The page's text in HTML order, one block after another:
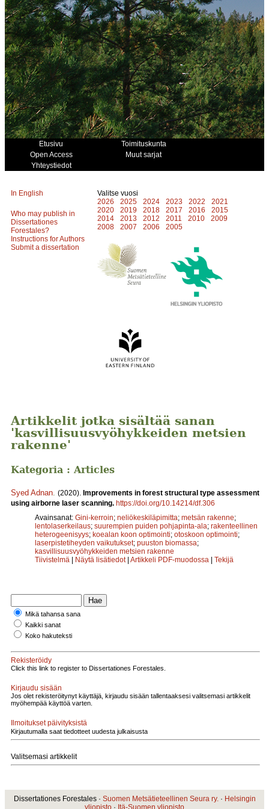
Etusivu
Toimituskunta
Open Access
Muut sarjat
Yhteystiedot
In English
Who may publish in
Dissertationes
Forestales?
Instructions for Authors
Submit a dissertation
Valitse vuosi
2026
2025 2024 2023 2022
2021
2020
2019 2018 2017 2016
2015
2014
2013 2012 2011 2010
2009
2008
2007 2006 2005
Artikkelit jotka sisältää sanan
'kasvillisuusvyöhykkeiden metsien
rakenne'
Kategoria : Articles
Syed Adnan (2020). Improvements in forest structural type assessment
using airborne laser scanning. https://doi.org/10.14214/df.306
Avainsanat: Gini-kerroin; neliökeskiläpimitta; metsän rakenne;
lentolaserkeilaus; suurempien puiden pohjapinta-ala; rakenteellinen
heterogeenisyys; koealan koon optimointi; otoskoon optimointi;
laserpistetiheyden vaikutukset; puuston biomassa;
kasvillisuusvyöhykkeiden metsien rakenne
Tiivistelmä | Näytä lisätiedot | Artikkeli PDF-muodossa | Tekijä
Mikä tahansa sana
Kaikki sanat
Koko hakuteksti
Rekisteröidy
Click this link to register to Dissertationes Forestales.
Kirjaudu sisään
Jos olet rekisteröitynyt käyttäjä, kirjaudu sisään tallentaaksesi valitsemasi artikkelit
myöhempää käyttöä varten.
Ilmoitukset päivityksistä
Kirjautumalla saat tiedotteet uudesta julkaisusta
Valitsemasi artikkelit
Dissertationes Forestales · Suomen Metsätieteellinen Seura ry. · Helsingin
yliopisto · Itä-Suomen yliopisto